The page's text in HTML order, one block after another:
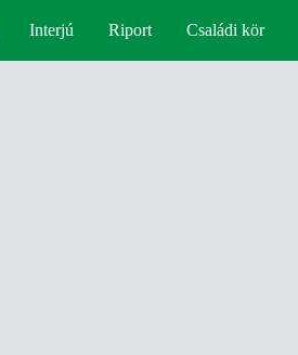
Interjú Riport Családi kör